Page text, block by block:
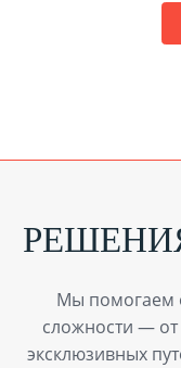
Мы помогаем
сложности —
эксклюзивных